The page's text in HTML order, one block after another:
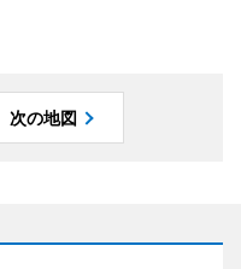
次の地図